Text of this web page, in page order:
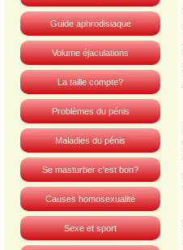
Guide aphrodisiaque
Volume éjaculations
La taille compte?
Problèmes du pénis
Maladies du pénis
Se masturber c'est bon?
Causes homosexualité
Sexe et sport